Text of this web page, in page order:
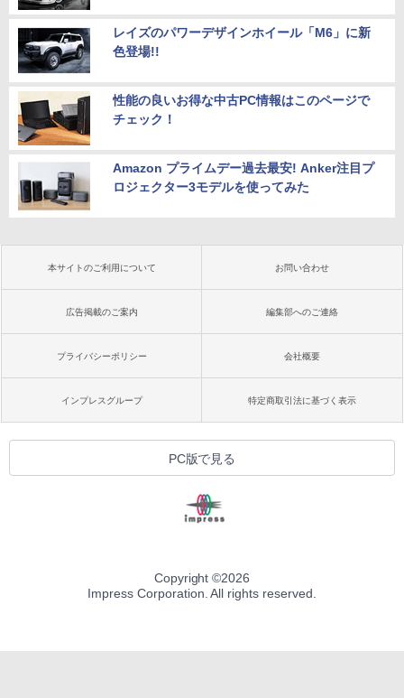
レイズのパワーデザインホイール「M6」に新
色登場!!
性能の良いお得な中古PC情報はこのページで
チェック！
Amazon プライムデー過去最安! Anker注目プ
ロジェクター3モデルを使ってみた
本サイトのご利用について お問い合わせ
広告掲載のご案内 編集部へのご連絡
プライバシーポリシー 会社概要
インプレスグループ 特定商取引法に基づく表示
PC版で見る
Copyright ©2026
Impress Corporation. All rights reserved.